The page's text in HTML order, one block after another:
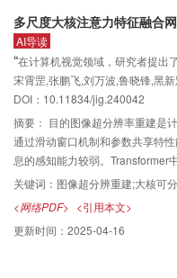
生成视频检测任务在此类场景下
频检测领域的发展。论文相关数据
https://cstr.cn/
https://github.com/ZenT4n/DVGD
嵌入水印的同时增强特征点强度
攻击能力，提高水印的鲁棒性；2
比约束，并根据感知引导模型实
保水印的不可感知性。结果实验
增强，在嵌入水印图像的峰值信
大多数攻击的情况下都优于目前
特征点的稳定性，在水印不可见
多尺度大核注意力特征融合
AI导读
“在计算机视觉领域，研究者提出
了图像重建精度和模型性能。”
宋霄罡,张鹏飞,刘万波,鲁晓锋,黑
DOI：10.11834/jig.240042
摘要： 目的图像超分辨率重建是
通过滑动窗口机制和参数共享特
息的感知能力较弱。Transformer
局依赖关系，但同时会带来高额
题，本文提出了一种基于多尺度
MLFN（multi-scale large kernel
用多路径结构学习不同的水平特
外，设计了一种多尺度大核可分
关键词： 图像超分辨重建;大核可
<网络PDF> <引用本文>
更新时间： 2025-04-16